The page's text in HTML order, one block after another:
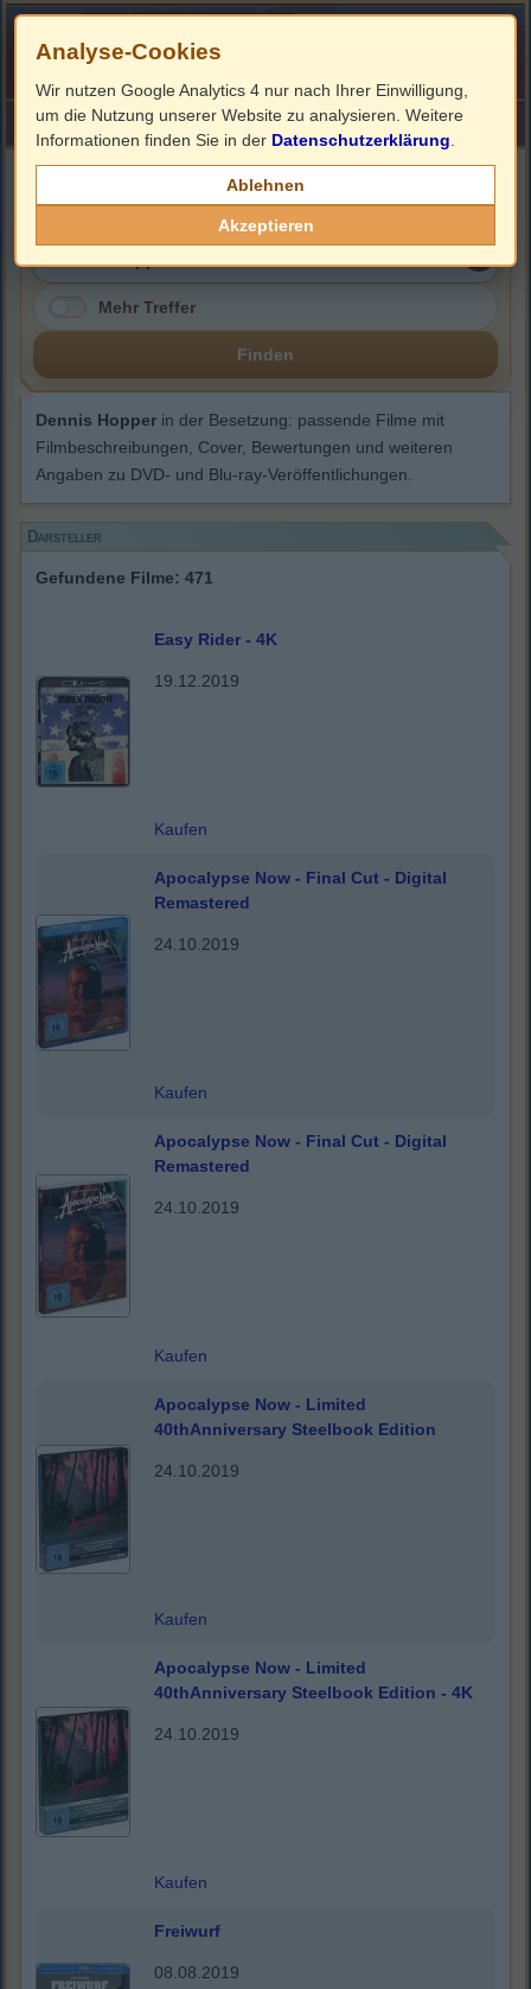
HOME ImpressumLinks
Dennis Hopper
Mehr Treffer
Finden
Dennis Hopper in der Besetzung: passende Filme mit
Filmbeschreibungen, Cover, Bewertungen und weiteren
Angaben zu DVD- und Blu-ray-Veröffentlichungen.
Darsteller
Gefundene Filme: 471
Easy Rider - 4K
19.12.2019
Kaufen
Apocalypse Now - Final Cut - Digital
Remastered
24.10.2019
Kaufen
Apocalypse Now - Final Cut - Digital
Remastered
24.10.2019
Kaufen
Apocalypse Now - Limited
40thAnniversary Steelbook Edition
24.10.2019
Kaufen
Apocalypse Now - Limited
40thAnniversary Steelbook Edition - 4K
24.10.2019
Kaufen
Freiwurf
08.08.2019
Analyse-Cookies
Wir nutzen Google Analytics 4 nur nach Ihrer Einwilligung,
um die Nutzung unserer Website zu analysieren. Weitere
Informationen finden Sie in der Datenschutzerklärung
Ablehnen
Akzeptieren